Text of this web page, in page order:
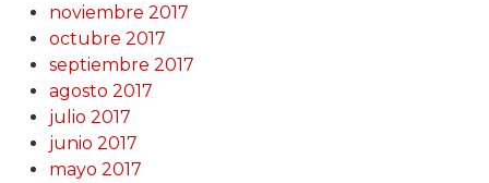
noviembre 2017
octubre 2017
septiembre 2017
agosto 2017
julio 2017
junio 2017
mayo 2017